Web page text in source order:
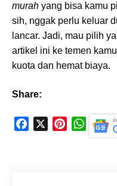
murah yang bisa kamu
sih, nggak perlu keluar
lancar. Jadi, mau pilih
artikel ini ke temen
kuota dan hemat biaya.
Share:
W
h